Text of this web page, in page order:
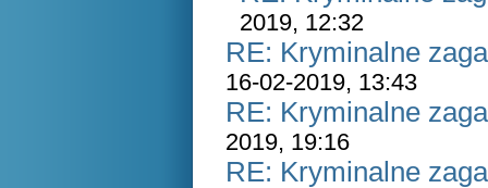
2019, 12:32
RE: Kryminalne
16-02-2019, 13:43
RE: Kryminalne
2019, 19:16
RE: Kryminalne